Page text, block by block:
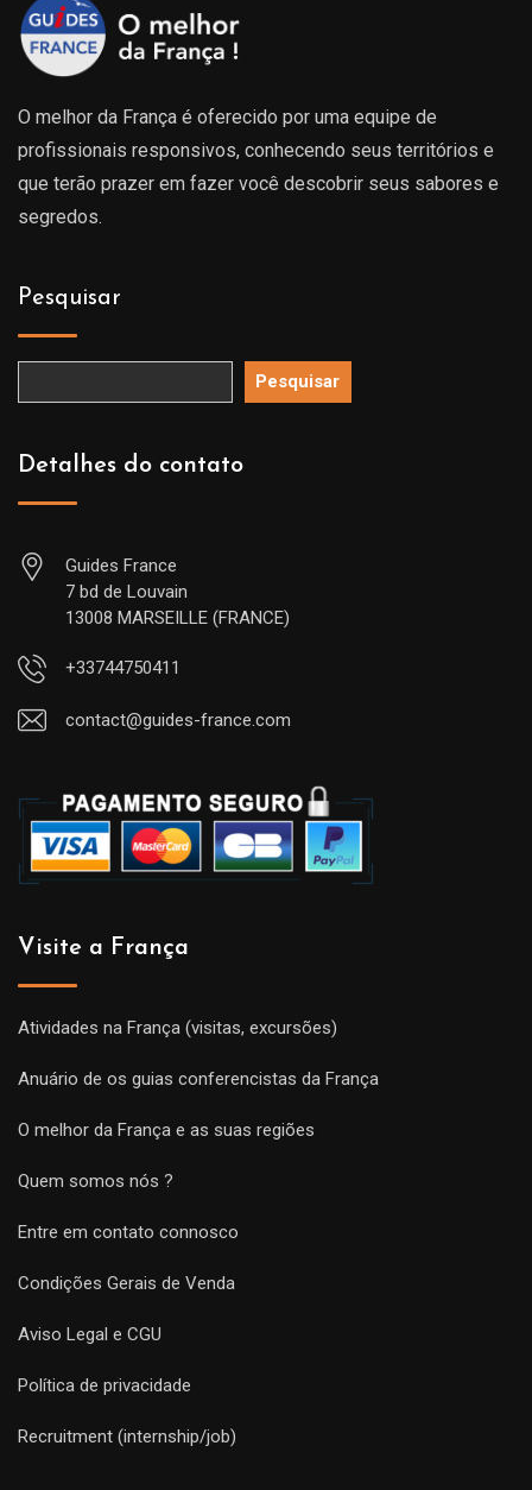
O melhor da França é oferecido por uma equipe de
profissionais responsivos, conhecendo seus territórios e
que terão prazer em fazer você descobrir seus sabores e
segredos.
Pesquisar
Pesquisar
Detalhes do contato
Guides France
7 bd de Louvain
13008 MARSEILLE (FRANCE)
+33744750411
contact@guides-france.com
Visite a França
Atividades na França (visitas, excursões)
Anuário de os guias conferencistas da França
O melhor da França e as suas regiões
Quem somos nós ?
Entre em contato connosco
Condições Gerais de Venda
Aviso Legal e CGU
Política de privacidade
Recruitment (internship/job)